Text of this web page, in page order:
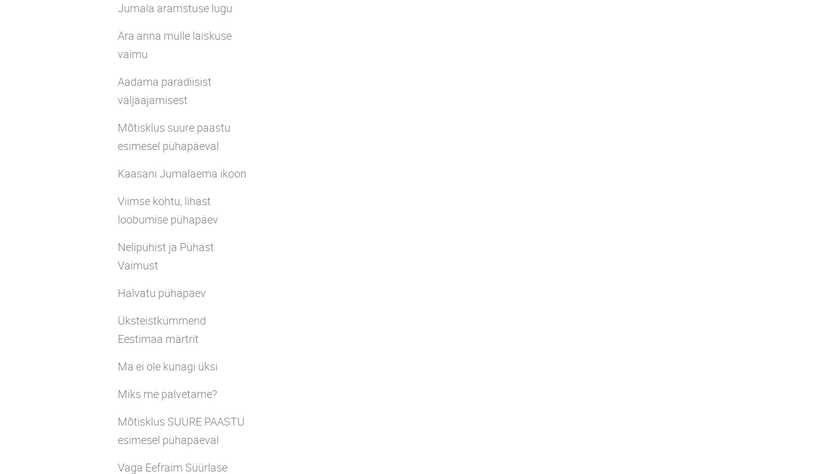
Jumala aramstuse lugu
Ära anna mulle laiskuse
vaimu
Aadama paradiisist
väljaajamisest
Mõtisklus suure paastu
esimesel pühapäeval
Kaasani Jumalaema ikoon
Viimse kohtu, lihast
loobumise pühapäev
Nelipühist ja Pühast
Vaimust
Halvatu pühapäev
Üksteistkümmend
Eestimaa märtrit
Ma ei ole kunagi üksi
Miks me palvetame?
Mõtisklus SUURE PAASTU
esimesel pühapäeval
Vaga Eefraim Süürlase